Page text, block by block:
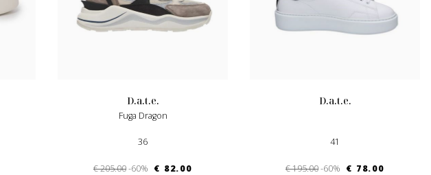
d.a.t.e.
Fuga Dragon
36
€ 205.00-60% € 82.00
d.a.t.e.
41
€ 195.00-60% € 78.00